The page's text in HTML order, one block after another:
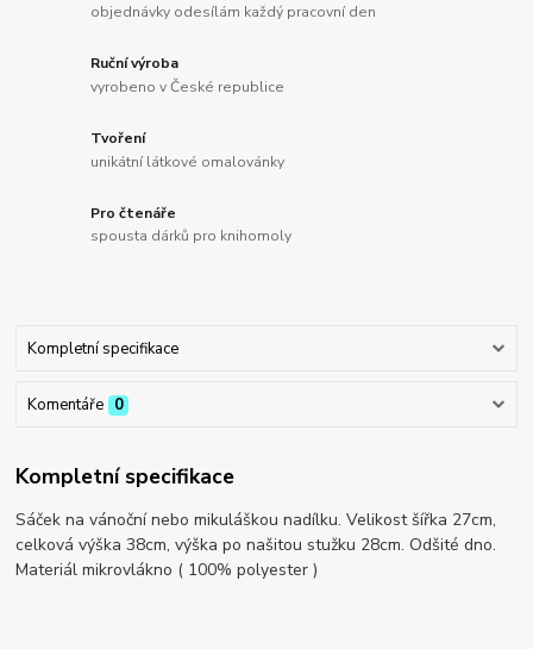
objednávky odesílám každý pracovní den
Ruční výroba
vyrobeno v České republice
Tvoření
unikátní látkové omalovánky
Pro čtenáře
spousta dárků pro knihomoly
Kompletní specifikace
Komentáře 0
Kompletní specifikace
Sáček na vánoční nebo mikuláškou nadílku. Velikost šířka 27cm,
celková výška 38cm, výška po našitou stužku 28cm. Odšité dno.
Materiál mikrovlákno ( 100% polyester )